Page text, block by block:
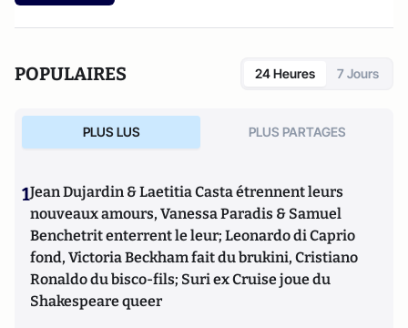
POPULAIRES 24 Heures 7 Jours
PLUS LUS PLUS PARTAGES
1Jean Dujardin & Laetitia Casta étrennent leurs
nouveaux amours, Vanessa Paradis & Samuel
Benchetrit enterrent le leur; Leonardo di Caprio
fond, Victoria Beckham fait du brukini, Cristiano
Ronaldo du bisco-fils; Suri ex Cruise joue du
Shakespeare queer